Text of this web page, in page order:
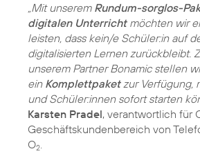
„Mit unserem Rundum-sorglos-
digitalen Unterrichtmöchten wir
leisten, dass kein/e Schüler:in auf
digitalisierten Lernen zurückbleibt.
unserem Partner Bonamic stellen
ein Komplettpaketzur Verfügung,
und Schüler:innen sofort starten
Karsten Pradel, verantwortlich für
Geschäftskundenbereich von
O2.